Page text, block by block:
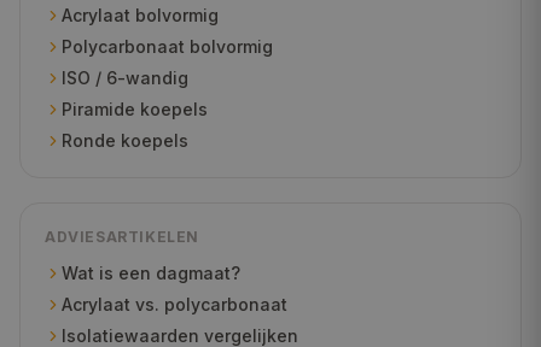
Acrylaat bolvormig
Polycarbonaat bolvormig
ISO / 6-wandig
Piramide koepels
Ronde koepels
ADVIESARTIKELEN
Wat is een dagmaat?
Acrylaat vs. polycarbonaat
Isolatiewaarden vergelijken